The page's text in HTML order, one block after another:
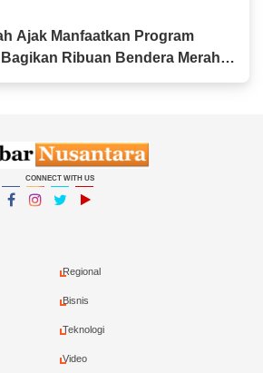
Ajak Manfaatkan Program
Ribuan Bendera Merah
kepada Ojol Malang
CONNECT WITH US
Regional
Bisnis
Teknologi
Video